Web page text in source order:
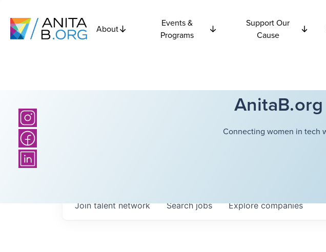
About
Events &
Programs
Support Our
Cause
Connecting women in tech
Searchjobs Explorecompanies
Join talent network